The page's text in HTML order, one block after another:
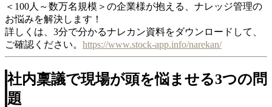
＜100人～数万名規模＞の企業様が抱える、ナレッジ管理の
お悩みを解決します！
詳しくは、3分で分かるナレカン資料をダウンロードして、
ご確認ください。 https://www.stock-app.info/narekan/
社内稟議で現場が頭を悩ませる3つの問
題